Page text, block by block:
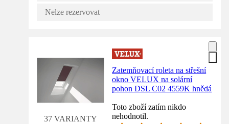
Nelze rezervovat
37 VARIANTY
Zatemňovací roleta na střešní
okno VELUX na solární
pohon DSL C02 4559K hnědá
Toto zboží zatím nikdo
nehodnotil.